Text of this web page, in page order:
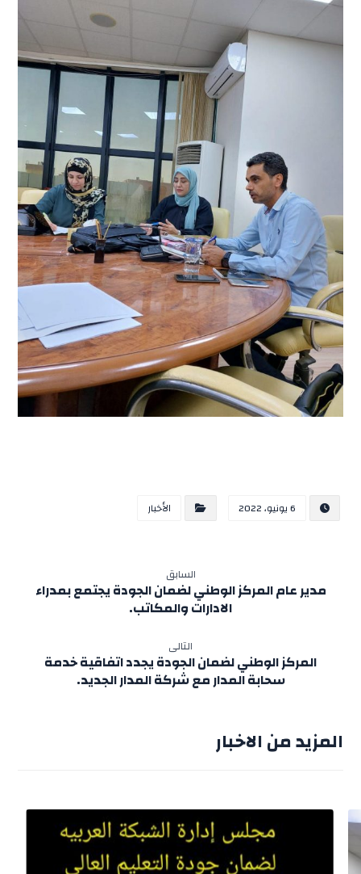
6 يونيو، 2022 الأخبار
السابق
مدير عام المركز الوطني لضمان الجودة يجتمع بمدراء
الادارات والمكاتب.
التالى
المركز الوطني لضمان الجودة يجدد اتفاقية خدمة
سحابة المدار مع شركة المدار الجديد.
المزيد من الاخبار